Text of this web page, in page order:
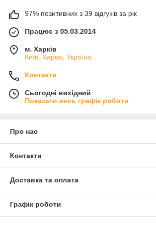
97% позитивних з 39 відгуків за рік
Працює з 05.03.2014
м. Харків
Київ, Харків, Україна
Контакти
Сьогодні вихідний
Показати весь графік роботи
Про нас
Контакти
Доставка та оплата
Графік роботи